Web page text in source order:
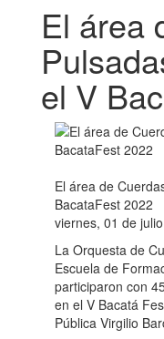
El área
el V
El área de
BacataFest 2022
viernes, 01 de
La Orquesta de
Escuela de
participaron con
en el V Bacatá
Pública Virgilio